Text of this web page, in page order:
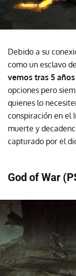
Debido a su
como un esclavo
vemos tras 5
opciones pero
quienes lo
conspiración en el
muerte y
capturado por el
God of War